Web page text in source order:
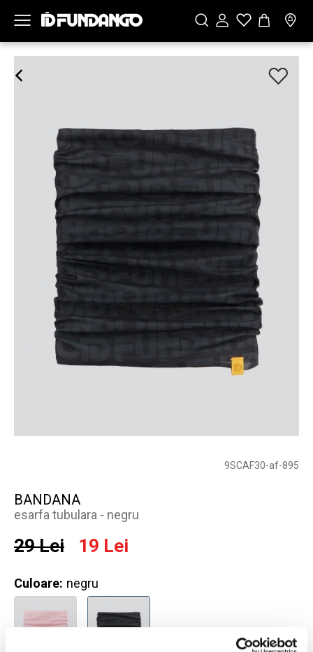
9SCAF30-af-895
BANDANA
esarfa tubulara - negru
29 Lei 19 Lei
Culoare: negru